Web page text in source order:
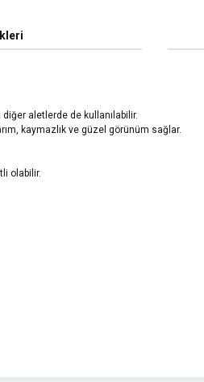
diğer aletlerde de kullanılabilir.
kaymazlık ve güzel görünüm sağlar.
olabilir.